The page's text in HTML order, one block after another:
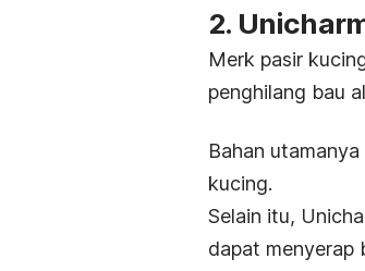
2.
Merk pasir
penghilang bau
Bahan
kucing.
Selain itu,
dapat menyerap